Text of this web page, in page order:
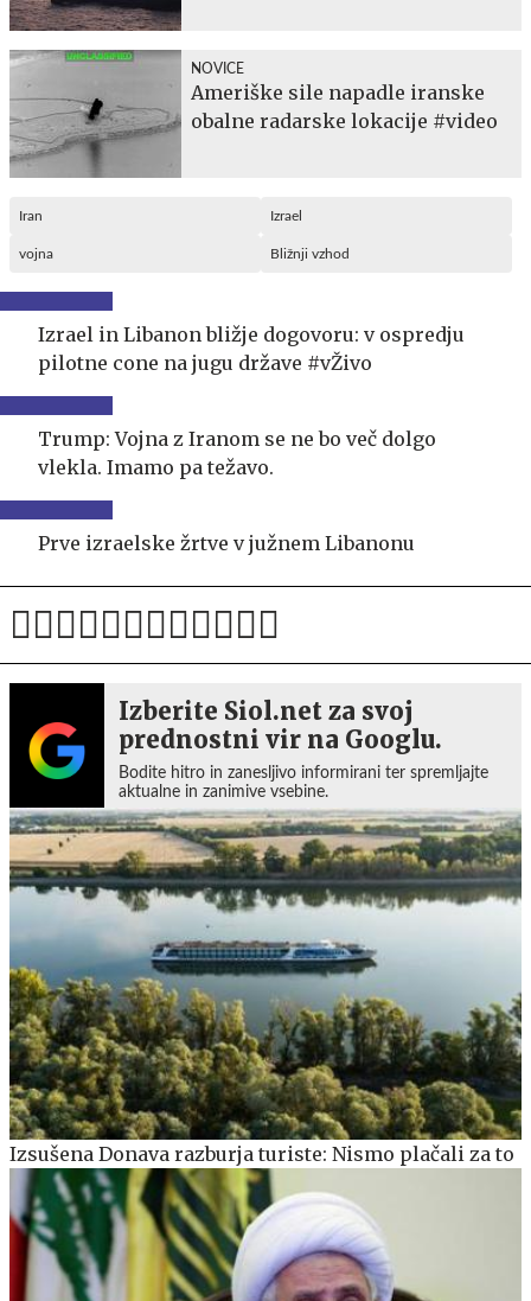
NOVICE
Ameriške sile napadle iranske
obalne radarske lokacije #video
Iran Izrael
vojna Bližnji vzhod
Izrael in Libanon bližje dogovoru: v ospredju
pilotne cone na jugu države #vŽivo
Trump: Vojna z Iranom se ne bo več dolgo
vlekla. Imamo pa težavo.
Prve izraelske žrtve v južnem Libanonu
Izberite Siol.net za svoj
prednostni vir na Googlu.
Bodite hitro in zanesljivo informirani ter spremljajte
aktualne in zanimive vsebine.
Izsušena Donava razburja turiste: Nismo plačali za to